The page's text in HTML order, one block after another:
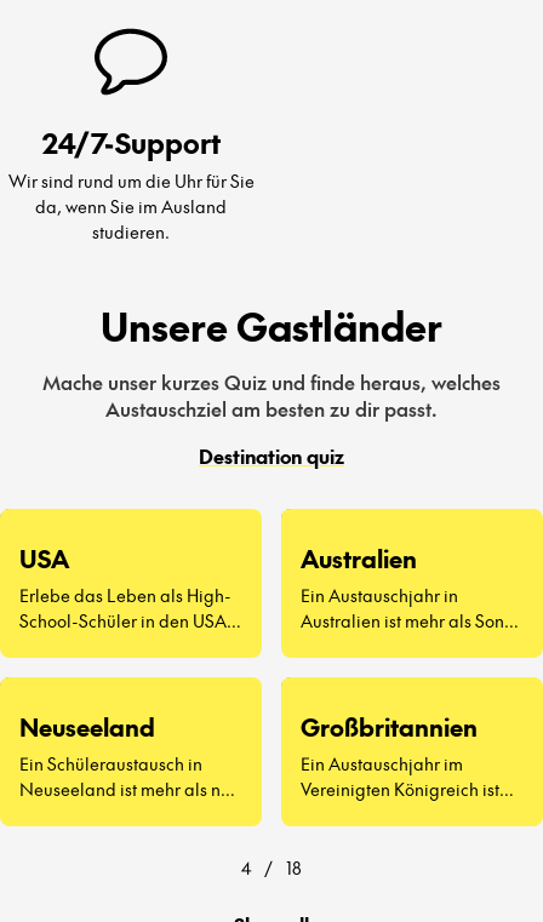
24/7-Support
Wir sind rund um die Uhr für Sie
da, wenn Sie im Ausland
studieren.
Unsere Gastländer
Mache unser kurzes Quiz und finde heraus, welches
Austauschziel am besten zu dir passt.
Destination quiz
USA
Erlebe das Leben als High-
School-Schüler in den USA –
Australien
Ein Austauschjahr in
Australien ist mehr als Sonne
zu probieren (ja, wirklich)
Schulalltag auf der anderen
Seite der Welt anfühlt.
Neuseeland
Ein Schüleraustausch in
Neuseeland ist mehr als nur
Großbritannien
Ein Austauschjahr im
Vereinigten Königreich ist
4 / 18